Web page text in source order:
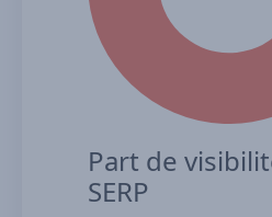
Part de
SERP